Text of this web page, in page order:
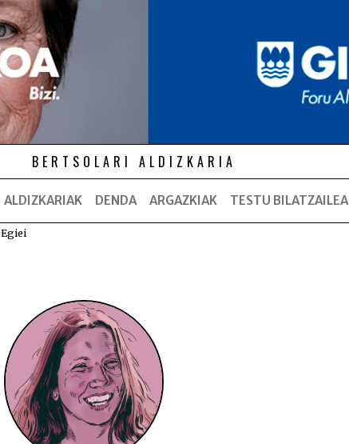
BERTSOLARI ALDIZKARIA
ALDIZKARIAK DENDA ARGAZKIAK TESTU BILATZAILEA
Egiei